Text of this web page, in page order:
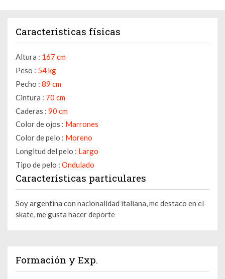
Caracteristicas físicas
Altura : 167 cm
Peso : 54 kg
Pecho : 89 cm
Cintura : 70 cm
Caderas : 90 cm
Color de ojos : Marrones
Color de pelo : Moreno
Longitud del pelo : Largo
Tipo de pelo : Ondulado
Características particulares
Soy argentina con nacionalidad italiana, me destaco en el
skate, me gusta hacer deporte
Formación y Exp.